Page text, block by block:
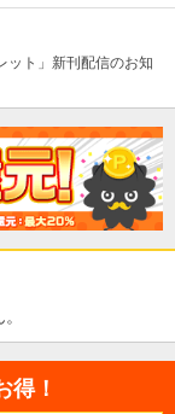
ット」新刊配信のお知
得！